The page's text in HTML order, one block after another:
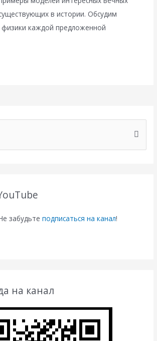
в истории. Обсудим
физики каждой предложенной
забудьте подписаться на канал!
на канал